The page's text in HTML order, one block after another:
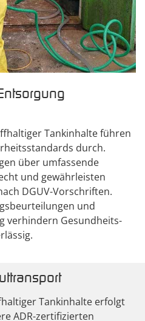
Tankinhalte führen
durch.
über umfassende
und gewährleisten
DGUV-Vorschriften.
und
verhindern Gesundheits-
Tankinhalte erfolgt
ADR-zertifizierten